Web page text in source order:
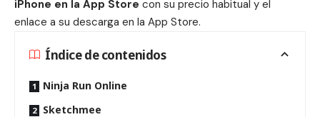
iPhone en la App Store con su precio habitual y el
enlace a su descarga en la App Store.
Índice de contenidos
Ninja Run Online
Sketchmee